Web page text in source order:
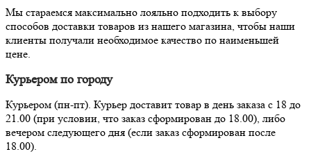
Мы стараемся максимально лояльно подходить к выбору
способов доставки товаров из нашего магазина, чтобы наши
клиенты получали необходимое качество по наименьшей
цене.
Курьером по городу
Курьером (пн-пт). Курьер доставит товар в день заказа с 18 до
21.00 (при условии, что заказ сформирован до 18.00), либо
вечером следующего дня (если заказ сформирован после
18.00).